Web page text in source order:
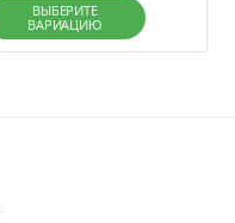
ВЫБЕРИТЕ
ВАРИАЦИЮ